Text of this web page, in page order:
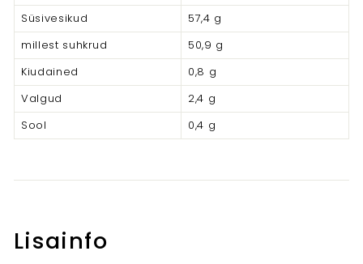
Süsivesikud
57,4 g
millest suhkrud
50,9 g
Kiudained
0,8 g
Valgud
2,4 g
Sool
0,4 g
Lisainfo